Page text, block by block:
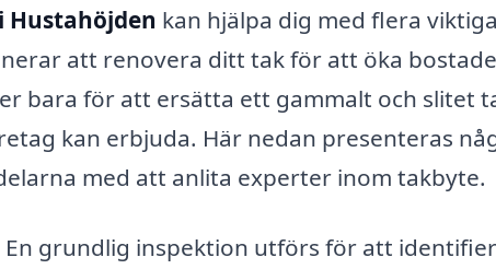
Hustahöjden kan hjälpa dig med flera
att renovera ditt tak för att öka
bara för att ersätta ett gammalt och slitet
kan erbjuda. Här nedan presenteras
med att anlita experter inom takbyte.
En grundlig inspektion utförs för att